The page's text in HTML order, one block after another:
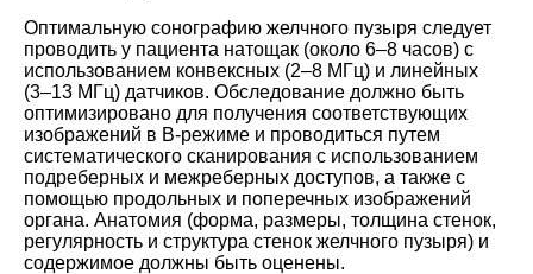
Оптимальную сонографию желчного пузыря следует
проводить у пациента натощак (около 6–8 часов) с
использованием конвексных (2–8 МГц) и линейных
(3–13 МГц) датчиков. Обследование должно быть
оптимизировано для получения соответствующих
изображений в B-режиме и проводиться путем
систематического сканирования с использованием
подреберных и межреберных доступов, а также с
помощью продольных и поперечных изображений
органа. Анатомия (форма, размеры, толщина стенок,
регулярность и структура стенок желчного пузыря) и
содержимое должны быть оценены.